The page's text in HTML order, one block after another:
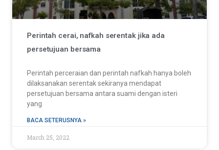
Perintah cerai, nafkah serentak jika ada
persetujuan bersama
Perintah perceraian dan perintah nafkah hanya boleh
dilaksanakan serentak sekiranya mendapat
persetujuan bersama antara suami dengan isteri
yang
BACA SETERUSNYA »
March 25, 2022